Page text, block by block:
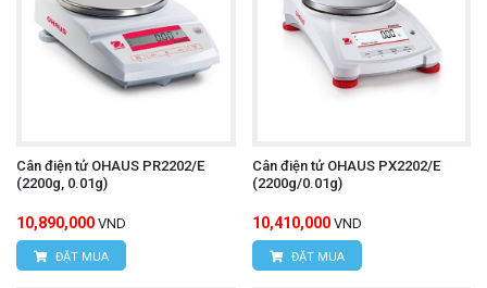
Cân điện tử OHAUS PR2202/E
(2200g, 0.01g)
10,890,000 VND
ĐẶT MUA
Cân điện tử OHAUS PX2202/E
(2200g/0.01g)
10,410,000 VND
ĐẶT MUA